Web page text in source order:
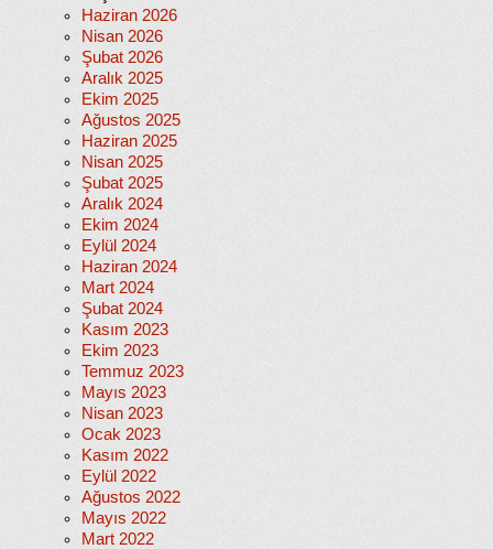
Haziran 2026
Nisan 2026
Şubat 2026
Aralık 2025
Ekim 2025
Ağustos 2025
Haziran 2025
Nisan 2025
Şubat 2025
Aralık 2024
Ekim 2024
Eylül 2024
Haziran 2024
Mart 2024
Şubat 2024
Kasım 2023
Ekim 2023
Temmuz 2023
Mayıs 2023
Nisan 2023
Ocak 2023
Kasım 2022
Eylül 2022
Ağustos 2022
Mayıs 2022
Mart 2022